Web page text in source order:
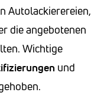
Autolackierereien,
die angebotenen
Wichtige
und